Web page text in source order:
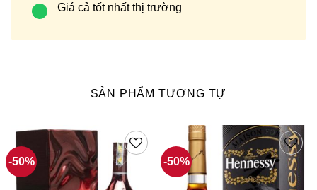
Giá cả tốt nhất thị trường
SẢN PHẨM TƯƠNG TỰ
-50% -50%